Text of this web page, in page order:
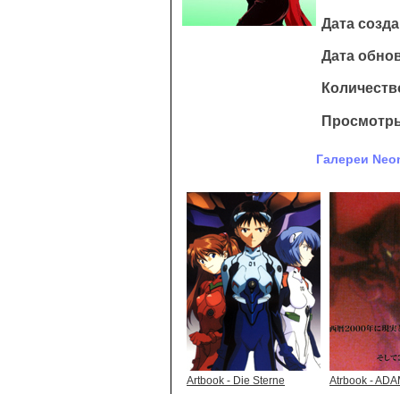
Дата
Дата
Галереи
Artbook - Die Sterne Atrbook -